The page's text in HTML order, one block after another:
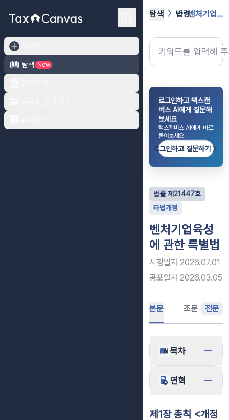
탐색
New
탐색 법령 벤처기업육성에 관한 특별법
로그인하고 택스캔
버스 AI에게 질문해
보세요
택스캔버스 AI에게 바로
물어보세요.
로그인하고 질문하기
법률제 21447호
타법개정
벤처기업육성
에 관한 특별법
시행일자 2026.07.01
공포일자 2026.03.05
본문 조문 전문
목차
연혁
제1장 총칙 <개정